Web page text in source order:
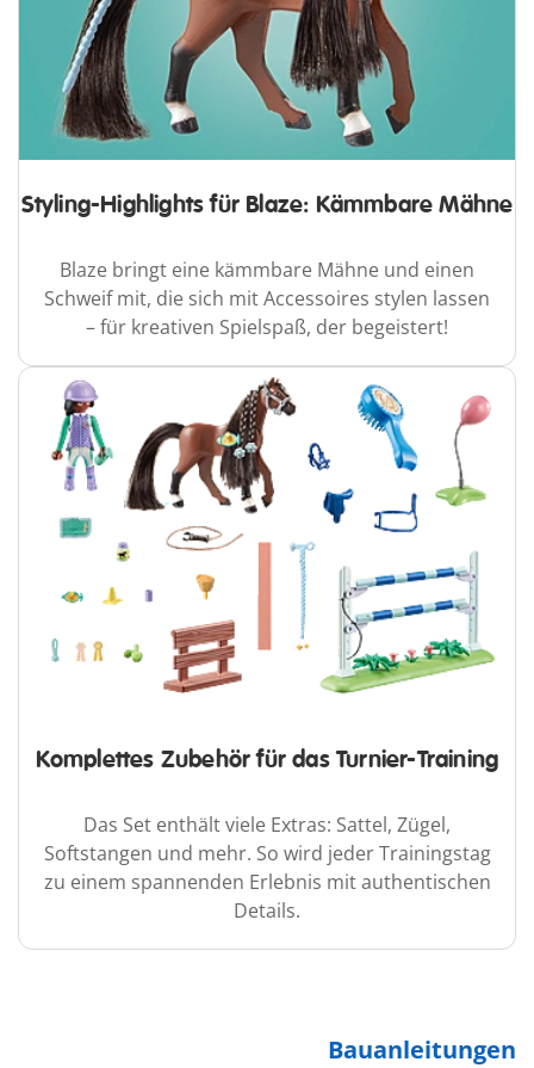
Styling-Highlights für Blaze: Kämmbare Mähne
Blaze bringt eine kämmbare Mähne und einen
Schweif mit, die sich mit Accessoires stylen lassen
– für kreativen Spielspaß, der begeistert!
Komplettes Zubehör für das Turnier-Training
Das Set enthält viele Extras: Sattel, Zügel,
Softstangen und mehr. So wird jeder Trainingstag
zu einem spannenden Erlebnis mit authentischen
Details.
Bauanleitungen